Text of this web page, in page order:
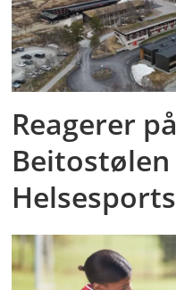
Reagerer
Beitostølen